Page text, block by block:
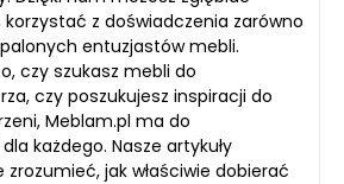
z doświadczenia zarówno
entuzjastów mebli.
czy szukasz mebli do
czy poszukujesz inspiracji do
Meblam.pl ma do
każdego. Nasze artykuły
jak właściwie dobierać